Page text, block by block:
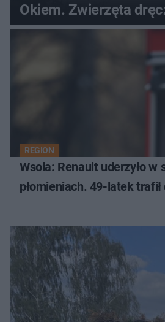
Okiem. Zwierzęta
REGION
Wsola: Renault uderzyło w
płomieniach. 49-latek